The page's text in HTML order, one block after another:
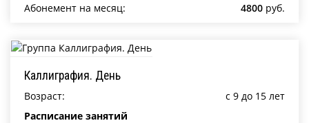
Абонемент на месяц:
4800 руб.
Каллиграфия. День
Возраст:
c 9 до 15 лет
Расписание занятий